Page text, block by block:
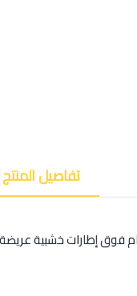
تفاصيل المنتج
فوق إطارات خشبية